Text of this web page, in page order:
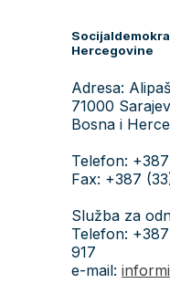
Hercegovine
Adresa:
71000
Bosna i
Telefon:
Fax: +387
Služba za
Telefon:
917
e-mail: